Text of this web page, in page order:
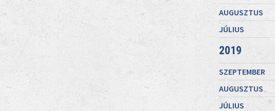
AUGUSZTUS
JÚLIUS
2019
SZEPTEMBER
AUGUSZTUS
JÚLIUS